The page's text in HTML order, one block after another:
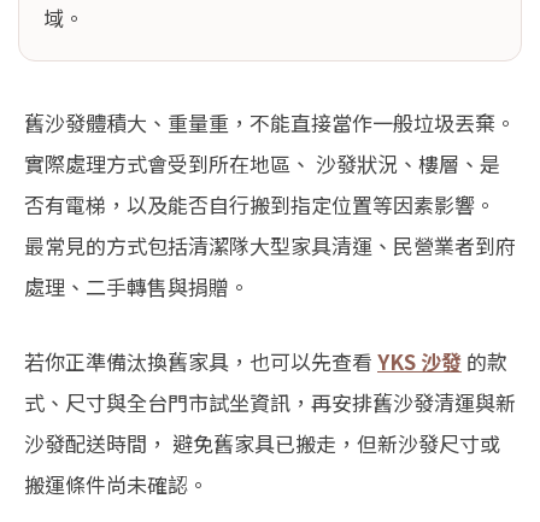
域。
舊沙發體積大、重量重，不能直接當作一般垃圾丟棄。
實際處理方式會受到所在地區、 沙發狀況、樓層、是
否有電梯，以及能否自行搬到指定位置等因素影響。
最常見的方式包括清潔隊大型家具清運、民營業者到府
處理、二手轉售與捐贈。
若你正準備汰換舊家具，也可以先查看 YKS 沙發 的款
式、尺寸與全台門市試坐資訊，再安排舊沙發清運與新
沙發配送時間， 避免舊家具已搬走，但新沙發尺寸或
搬運條件尚未確認。